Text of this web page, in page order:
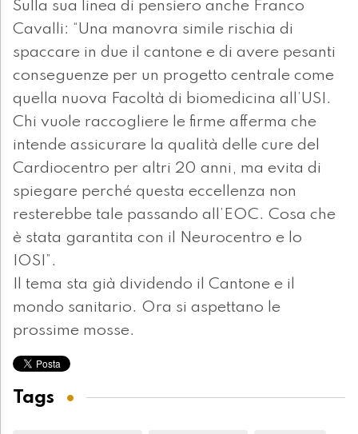
Sulla sua linea di pensiero anche Franco
Cavalli: “Una manovra simile rischia di
spaccare in due il cantone e di avere pesanti
conseguenze per un progetto centrale come
quella nuova Facoltà di biomedicina all’USI.
Chi vuole raccogliere le firme afferma che
intende assicurare la qualità delle cure del
Cardiocentro per altri 20 anni, ma evita di
spiegare perché questa eccellenza non
resterebbe tale passando all’EOC. Cosa che
è stata garantita con il Neurocentro e lo
IOSI”.
Il tema sta già dividendo il Cantone e il
mondo sanitario. Ora si aspettano le
prossime mosse.
Tags